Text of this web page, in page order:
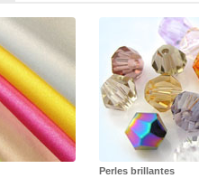
Perles brillantes